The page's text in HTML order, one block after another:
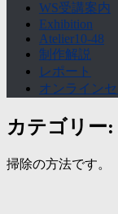
WS受講案内
Exhibition
Atelier10-48
制作解説
レポート
オンライン
カテゴリー:
掃除の方法です。